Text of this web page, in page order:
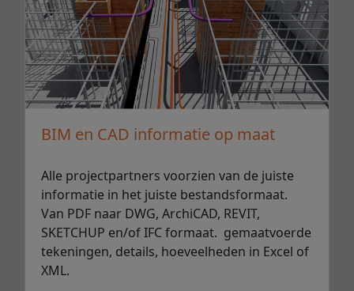
BIM en CAD informatie op maat
Alle projectpartners voorzien van de juiste
informatie in het juiste bestandsformaat.
Van PDF naar DWG, ArchiCAD, REVIT,
SKETCHUP en/of IFC formaat. gemaatvoerde
tekeningen, details, hoeveelheden in Excel of
XML.